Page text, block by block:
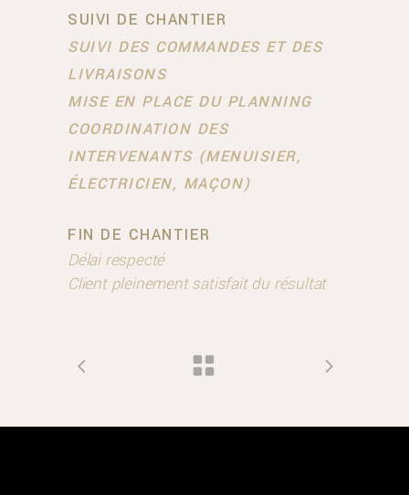
SUIVI DE CHANTIER
SUIVI DES COMMANDES ET DES
LIVRAISONS
MISE EN PLACE DU PLANNING
COORDINATION DES
INTERVENANTS (MENUISIER,
ÉLECTRICIEN, MAÇON)
FIN DE CHANTIER
Délai respecté
Client pleinement satisfait du résultat